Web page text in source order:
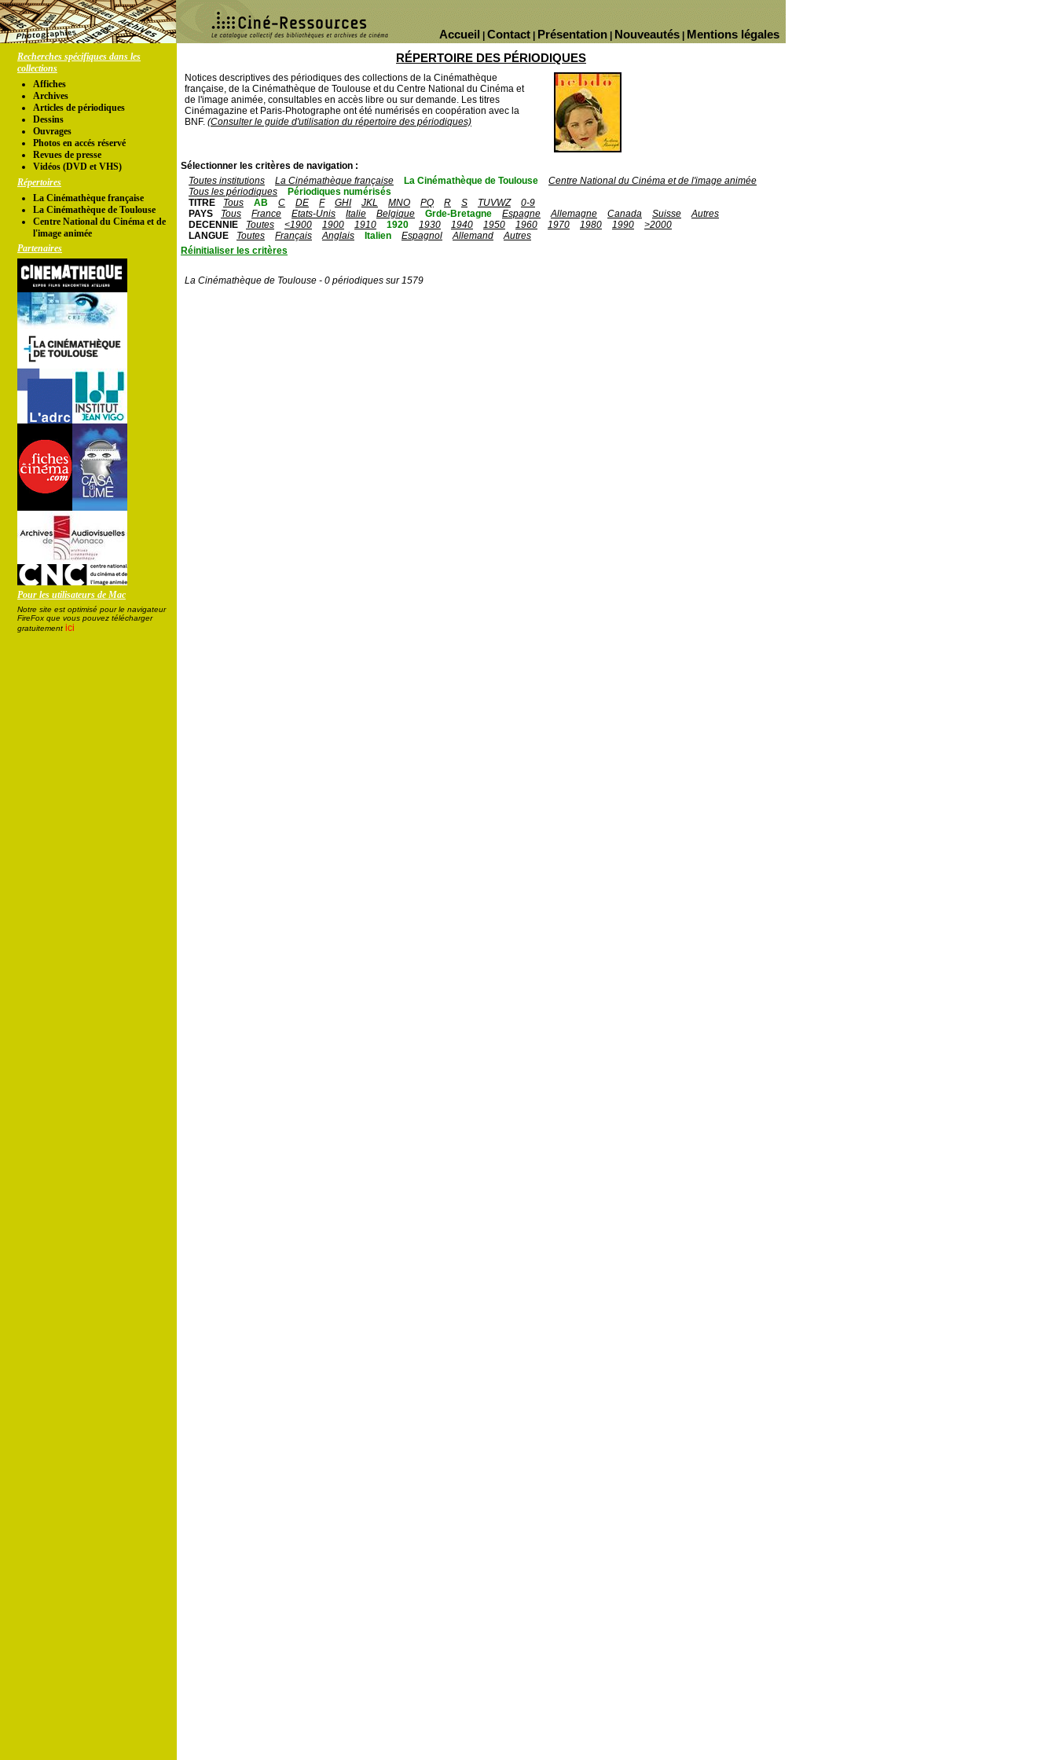
Mentions légales
Nouveautés
Présentation
Contact
Accueil
Recherches spécifiques dans les
collections
Affiches
Archives
Articles de périodiques
Dessins
Ouvrages
Photos en accés réservé
Revues de presse
Vidéos (DVD et VHS)
Répertoires
La Cinémathèque française
La Cinémathèque de Toulouse
Centre National du Cinéma et de
l'image animée
Partenaires
Pour les utilisateurs de Mac
Notre site est optimisé pour le navigateur
FireFox que vous pouvez télécharger
gratuitement ici
RÉPERTOIRE DES PÉRIODIQUES
Notices descriptives des périodiques des collections de la Cinémathèque
française, de la Cinémathèque de Toulouse et du Centre National du Cinéma et
de l'image animée, consultables en accès libre ou sur demande. Les titres
Cinémagazine et Paris-Photographe ont été numérisés en coopération avec la
BNF. (Consulter le guide d'utilisation du répertoire des périodiques)
Sélectionner les critères de navigation :
Toutes institutions
La Cinémathèque française La Cinémathèque de Toulouse
Centre National du Cinéma et de l'image animée
Tous les périodiques
Périodiques numérisés
TITRE
Tous AB C DE F GHI JKL MNO PQ R S TUVWZ
0-9
PAYS
Tous France Etats-Unis Italie Belgique Grde-Bretagne Espagne Allemagne Canada Suisse
Autres
DECENNIE
Toutes <1900 1900 1910 1920 1930 1940 1950 1960 1970 1980 1990
>2000
LANGUE
Toutes Français Anglais Italien Espagnol Allemand
Autres
Réinitialiser les critères
La Cinémathèque de Toulouse - 0 périodiques sur 1579